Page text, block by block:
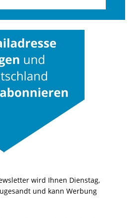
wird Ihnen Dienstag,
und kann Werbung